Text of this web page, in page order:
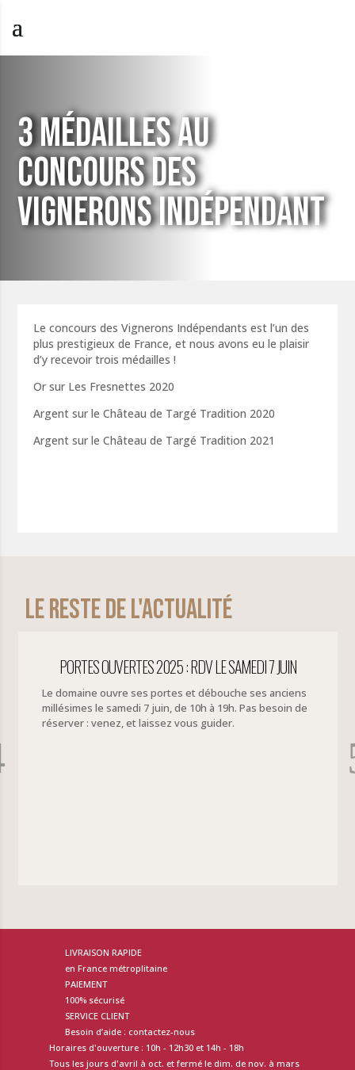
3 MÉDAILLES AU
CONCOURS DES
VIGNERONS INDÉPENDANT
Le concours des Vignerons Indépendants est l’un des
plus prestigieux de France, et nous avons eu le plaisir
d’y recevoir trois médailles !
Or sur Les Fresnettes 2020
Argent sur le Château de Targé Tradition 2020
Argent sur le Château de Targé Tradition 2021
Le reste de l'actualité
PORTES OUVERTES 2025 : RDV LE SAMEDI 7 JUIN
Le domaine ouvre ses portes et débouche ses anciens
millésimes le samedi 7 juin, de 10h à 19h. Pas besoin de
réserver : venez, et laissez vous guider.
LIVRAISON RAPIDE
en France métroplitaine
PAIEMENT
100% sécurisé
SERVICE CLIENT
Besoin d’aide : contactez-nous
Horaires d'ouverture : 10h - 12h30 et 14h - 18h
Tous les jours d'avril à oct. et fermé le dim. de nov. à mars